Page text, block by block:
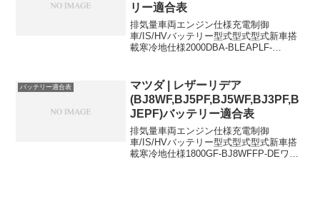
リー適合表
排気量車両エンジン仕様充電制御
車/IS/HVバッテリー型式型式型式新車搭
載寒冷地仕様2000DBA-BLEAPLF-
1500DB...
バッテリー適合表
マツダ | レザーリデア
(BJ8WF,BJ5PF,BJ5WF,BJ3PF,B
JEPF)バッテリー適合表
排気量車両エンジン仕様充電制御
車/IS/HVバッテリー型式型式型式新車搭
載寒冷地仕様1800GF-BJ8WFFP-DEワゴ